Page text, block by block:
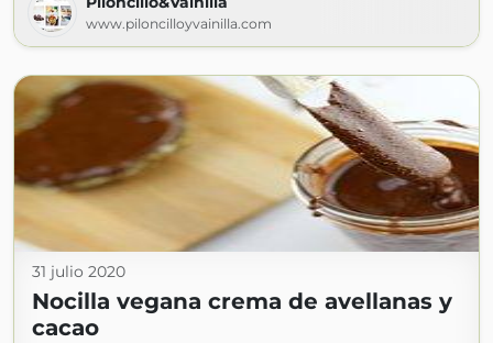
www.piloncilloyvainilla.com
31 julio 2020
Nocilla vegana crema de avellanas y
cacao